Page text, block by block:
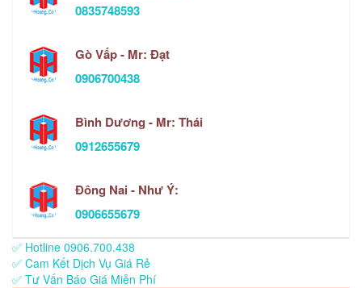
0835748593
Gò Vấp - Mr: Đạt
0906700438
Bình Dương - Mr: Thái
0912655679
Đông Nai - Như Ý:
0906655679
✅ Hotline 0906.700.438
✅ Cam Kết Dịch Vụ Giá Rẻ
✅ Tư Vấn Báo Giá Miễn Phí